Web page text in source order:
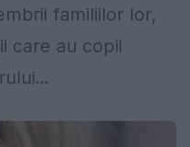
familiilor lor,
care au copii